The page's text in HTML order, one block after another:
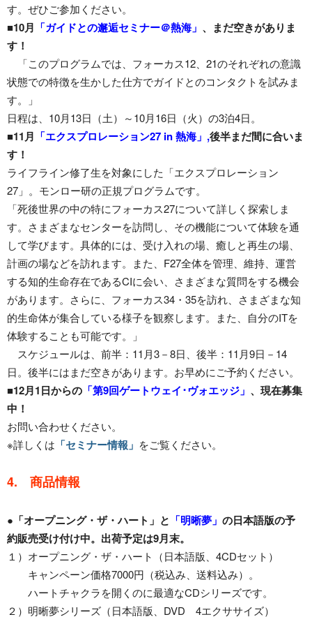
す。ぜひご参加ください。
■10月 「ガイドとの邂逅セミナー＠熱海」 、まだ空きがありま
す！
「このプログラムでは、フォーカス12、21のそれぞれの意識
状態での特徴を生かした仕方でガイドとのコンタクトを試みま
す。」
日程は、10月13日（土）～10月16日（火）の3泊4日。
■11月 「エクスプロレーション27 in 熱海」,後半まだ間に合いま
す！
ライフライン修了生を対象にした「エクスプロレーション
27」。モンロー研の正規プログラムです。
「死後世界の中の特にフォーカス27について詳しく探索しま
す。さまざまなセンターを訪問し、その機能について体験を通
して学びます。具体的には、受け入れの場、癒しと再生の場、
計画の場などを訪れます。また、F27全体を管理、維持、運営
する知的生命存在であるCIに会い、さまざまな質問をする機会
があります。さらに、フォーカス34・35を訪れ、さまざまな知
的生命体が集合している様子を観察します。また、自分のITを
体験することも可能です。」
スケジュールは、前半：11月3－8日、後半：11月9日－14
日。後半にはまだ空きがあります。お早めにご予約ください。
■12月1日からの 「第9回ゲートウェイ･ヴォエッジ」 、現在募集
中！
お問い合わせください。
※詳しくは 「セミナー情報」 をご覧ください。
4. 商品情報
●「オープニング・ザ・ハート」と 「明晰夢」 の日本語版の予
約販売受け付け中。出荷予定は9月末。
１）オープニング・ザ・ハート（日本語版、4CDセット）
キャンペーン価格7000円（税込み、送料込み）。
ハートチャクラを開くのに最適なCDシリーズです。
２）明晰夢シリーズ（日本語版、DVD 4エクササイズ）